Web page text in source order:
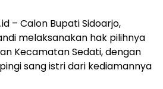
– Calon Bupati Sidoarjo,
melaksanakan hak pilihnya
Kecamatan Sedati, dengan
sang istri dari kediamannya